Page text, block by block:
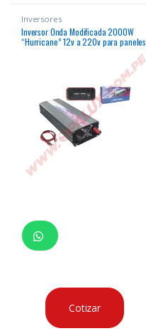
Inversores
Inversor Onda Modificada 2000W
“Hurricane” 12v a 220v para paneles
Cotizar